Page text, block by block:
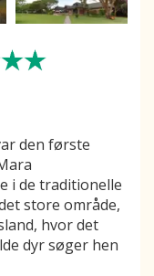
den første
i de traditionelle
store område,
hvor det
dyr søger hen